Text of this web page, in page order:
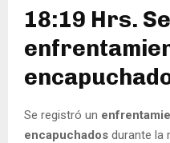
18:19 Hrs.
Se registró un
encapuchados durante la